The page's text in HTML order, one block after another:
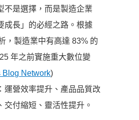
不是選擇，而是製造企業
成長」的必經之路。根據
，製造業中有高達 83% 的
年之前實施重大數位變
Blog Network)
運營效率提升、產品品質改
交付縮短、靈活性提升。